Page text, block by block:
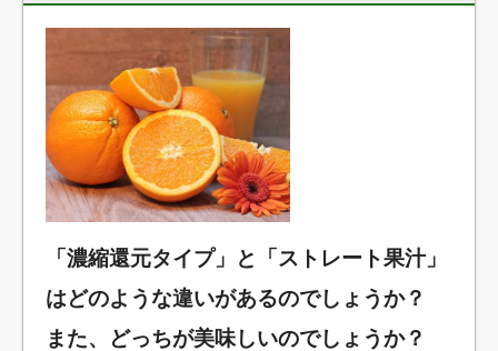
「濃縮還元タイプ」と「ストレート果汁」
はどのような違いがあるのでしょうか？
また、どっちが美味しいのでしょうか？